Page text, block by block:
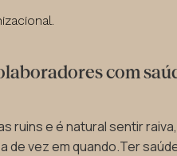
com
ruins e é natural sentir raiva,
de vez em quando.Ter